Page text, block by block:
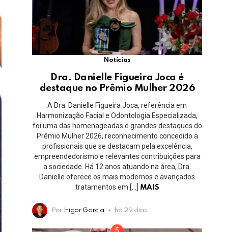
Notícias
Dra. Danielle Figueira Joca é
destaque no Prêmio Mulher 2026
A Dra. Danielle Figueira Joca, referência em
Harmonização Facial e Odontologia Especializada,
foi uma das homenageadas e grandes destaques do
Prêmio Mulher 2026, reconhecimento concedido a
profissionais que se destacam pela excelência,
empreendedorismo e relevantes contribuições para
a sociedade. Há 12 anos atuando na área, Dra.
Danielle oferece os mais modernos e avançados
tratamentos em […]
MAIS
Por Higor Garcia há 29 dias